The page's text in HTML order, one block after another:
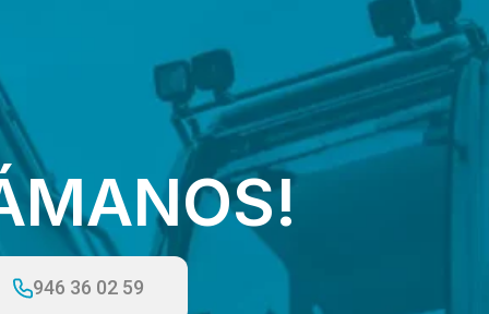
946 36 02 59